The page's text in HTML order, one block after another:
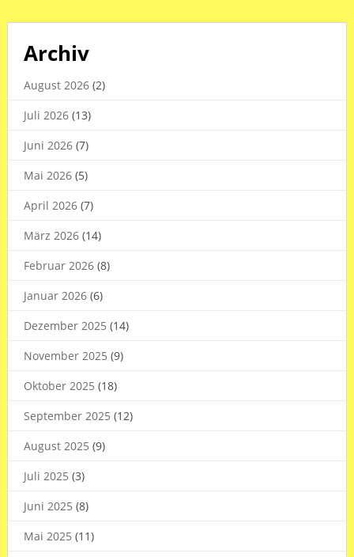
Archiv
August 2026(2)
Juli 2026(13)
Juni 2026(7)
Mai 2026(5)
April 2026(7)
März 2026(14)
Februar 2026(8)
Januar 2026(6)
Dezember 2025 (14)
November 2025 (9)
Oktober 2025 (18)
September 2025 (12)
August 2025 (9)
Juli 2025 (3)
Juni 2025 (8)
Mai 2025 (11)